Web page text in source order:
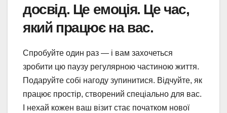
досвід. Це емоція. Це час,
який працює на вас.
Спробуйте один раз — і вам захочеться
зробити цю паузу регулярною частиною життя.
Подаруйте собі нагоду зупинитися. Відчуйте, як
працює простір, створений спеціально для вас.
І нехай кожен ваш візит стає початком нової